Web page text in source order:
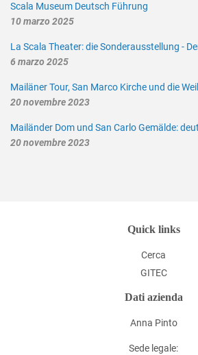
Scala Museum Deutsch Führung
10 marzo 2025
La Scala Theater: die Sonderausstellung -
6 marzo 2025
Mailäner Tour, San Marco Kirche und die
20 novembre 2023
Mailänder Dom und San Carlo Gemälde:
20 novembre 2023
Quick links
Cerca
GITEC
Dati azienda
Anna Pinto
Sede legale: